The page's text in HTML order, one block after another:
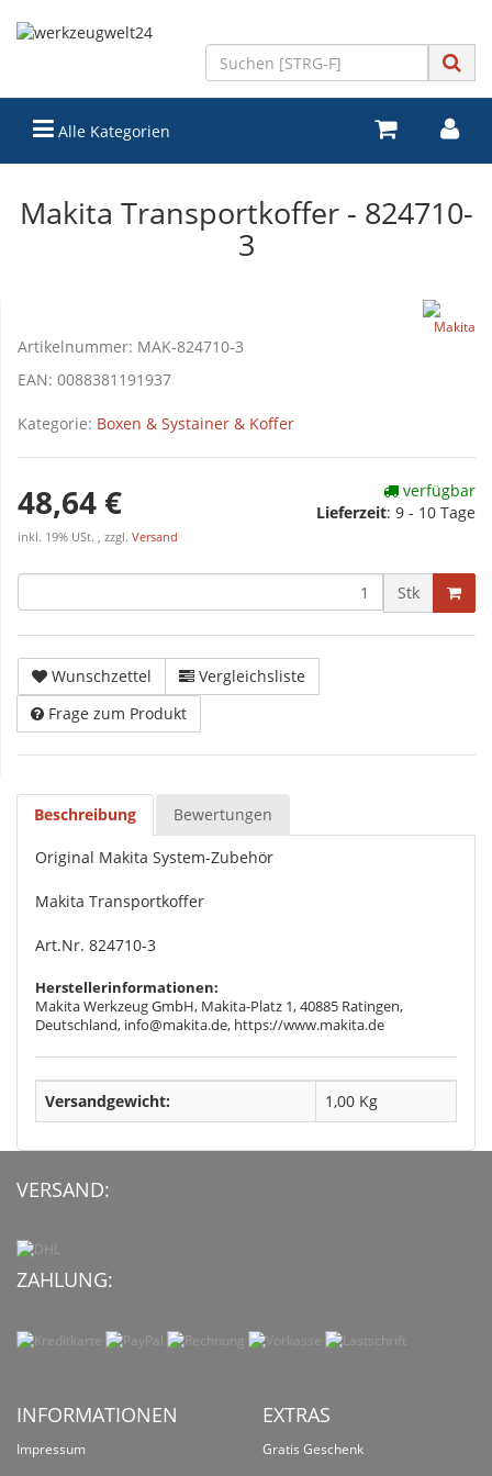
Alle Kategorien
Makita Transportkoffer - 824710-
3
Artikelnummer: MAK-824710-3
EAN: 0088381191937
Kategorie: Boxen & Systainer & Koffer
48,64 €
inkl. 19% USt. , zzgl. Versand
verfügbar
Lieferzeit: 9 - 10 Tage
Stk
Wunschzettel
Vergleichsliste
Frage zum Produkt
Beschreibung Bewertungen
Original Makita System-Zubehör
Makita Transportkoffer
Art.Nr. 824710-3
Herstellerinformationen:
Makita Werkzeug GmbH, Makita-Platz 1, 40885 Ratingen,
Deutschland, info@makita.de, https://www.makita.de
Versandgewicht: 1,00 Kg
VERSAND:
ZAHLUNG:
INFORMATIONEN
Impressum
EXTRAS
Gratis Geschenk